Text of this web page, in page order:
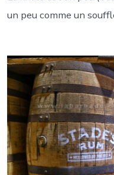
un peu comme un